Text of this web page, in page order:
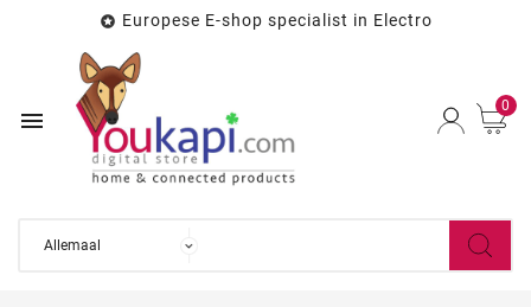
 Europese E-shop specialist in Electro

0